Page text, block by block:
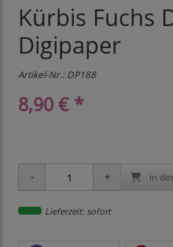
Kürbis Fuchs
Digipaper
Artikel-Nr.:DP188
8,90 € *
in
Lieferzeit: sofort